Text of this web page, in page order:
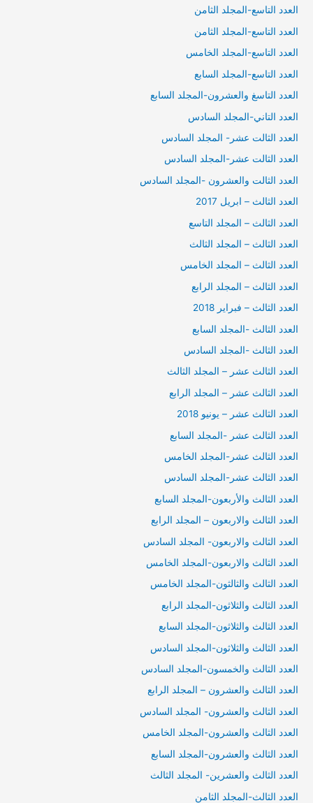
العدد التاسع-المجلد الثامن
العدد التاسع-المجلد الثامن
العدد التاسع-المجلد الخامس
العدد التاسع-المجلد السابع
العدد التاسغ والعشرون-المجلد السابع
العدد التاني-المجلد السادس
العدد الثالت عشر- المجلد السادس
العدد الثالت عشر-المجلد السادس
العدد الثالت والعشرون -المجلد السادس
العدد الثالث – ابريل 2017
العدد الثالث – المجلد التاسع
العدد الثالث – المجلد الثالث
العدد الثالث – المجلد الخامس
العدد الثالث – المجلد الرابع
العدد الثالث – فبراير 2018
العدد الثالث -المجلد السابع
العدد الثالث -المجلد السادس
العدد الثالث عشر – المجلد الثالث
العدد الثالث عشر – المجلد الرابع
العدد الثالث عشر – يونيو 2018
العدد الثالث عشر -المجلد السابع
العدد الثالث عشر-المجلد الخامس
العدد الثالث عشر-المجلد السادس
العدد الثالث والأربعون-المجلد السابع
العدد الثالث والاربعون – المجلد الرابع
العدد الثالث والاربعون- المجلد السادس
العدد الثالث والاربعون-المجلد الخامس
العدد الثالث والثالثون-المجلد الخامس
العدد الثالث والثلاثون-المجلد الرابع
العدد الثالث والثلاثون-المجلد السابع
العدد الثالث والثلاثون-المجلد السادس
العدد الثالث والخمسون-المجلد السادس
العدد الثالث والعشرون – المجلد الرابع
العدد الثالث والعشرون- المجلد السادس
العدد الثالث والعشرون-المجلد الخامس
العدد الثالث والعشرون-المجلد السابع
العدد الثالث والعشرين- المجلد الثالث
العدد الثالث-المجلد الثامن